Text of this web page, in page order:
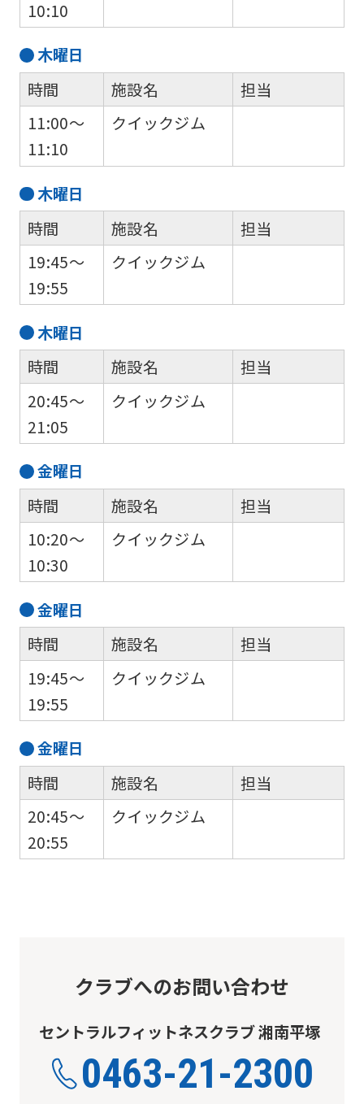
10:10
木曜日
時間
11:00～
11:10
施設名
クイックジム
担当
木曜日
時間
19:45～
19:55
施設名
クイックジム
担当
木曜日
時間
20:45～
21:05
施設名
クイックジム
担当
金曜日
時間
10:20～
10:30
施設名
クイックジム
担当
金曜日
時間
19:45～
19:55
施設名
クイックジム
担当
金曜日
時間
20:45～
20:55
施設名
クイックジム
担当
クラブへのお問い合わせ
セントラルフィットネスクラブ 湘南平塚
0463-21-2300
page.
if
you
use
translation
the
version
website
will
be
mechanically,
so
it
be
accurate
The
differ
from
the
that
fully
understand
this